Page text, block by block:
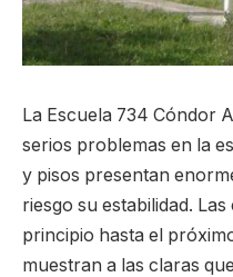
La Escuela 734 Cóndor
serios problemas en la
y pisos presentan
riesgo su estabilidad.
principio hasta el
muestran a las claras